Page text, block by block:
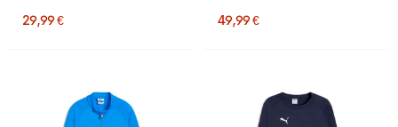
29,99 €
49,99 €